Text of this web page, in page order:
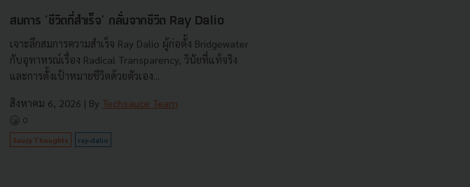
สมการ ‘ชีวิตที่สำเร็จ’ กลั่นจากชีวิต Ray Dalio
เจาะลึกสมการความสำเร็จ Ray Dalio ผู้ก่อตั้ง Bridgewater
กับอุทาหรณ์เรื่อง Radical Transparency, วินัยที่แท้จริง
และการตั้งเป้าหมายชีวิตด้วยตัวเอง...
สิงหาคม 6, 2026 | By Techsauce Team
0
Saucy Thoughts ray-dalio